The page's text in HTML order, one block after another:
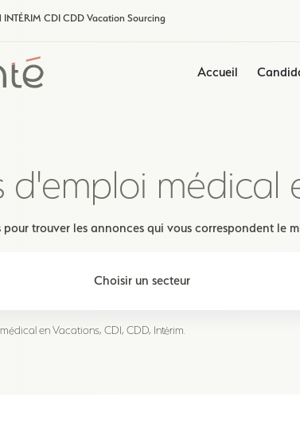
CDI CDD Vacation Sourcing
Accueil
d'emploi médical
pour trouver les annonces qui vous correspondent le
en Vacations, CDI, CDD, Intérim.